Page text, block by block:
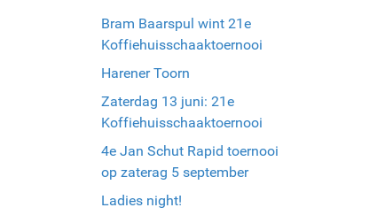
Bram Baarspul wint 21e
Koffiehuisschaaktoernooi
Harener Toorn
Zaterdag 13 juni: 21e
Koffiehuisschaaktoernooi
4e Jan Schut Rapid toernooi
op zaterag 5 september
Ladies night!